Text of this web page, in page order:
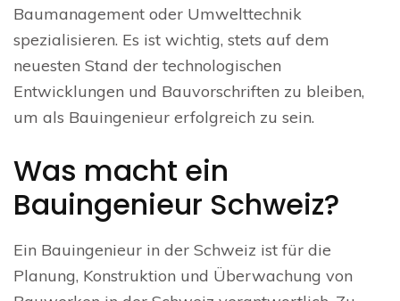
Baumanagement oder Umwelttechnik
spezialisieren. Es ist wichtig, stets auf dem
neuesten Stand der technologischen
Entwicklungen und Bauvorschriften zu bleiben,
um als Bauingenieur erfolgreich zu sein.
Was macht ein
Bauingenieur Schweiz?
Ein Bauingenieur in der Schweiz ist für die
Planung, Konstruktion und Überwachung von